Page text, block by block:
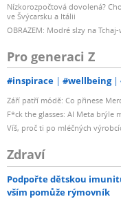
Nízkorozpočtová dovolená?
ve Švýcarsku a Itálii
OBRAZEM: Modré slzy na
Pro generaci Z
#inspirace #wellbeing
Září patří módě: Co přinese
F*ck the glasses: AI Meta
Víš, proč ti po mléčných
Zdraví
Podpořte dětskou
vším pomůže rýmovník